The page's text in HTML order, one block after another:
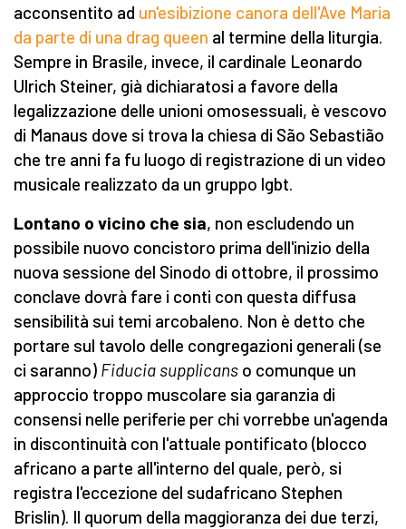
acconsentito ad un'esibizione canora dell'Ave Maria
da parte di una drag queen al termine della liturgia.
Sempre in Brasile, invece, il cardinale Leonardo
Ulrich Steiner, già dichiaratosi a favore della
legalizzazione delle unioni omosessuali, è vescovo
di Manaus dove si trova la chiesa di São Sebastião
che tre anni fa fu luogo di registrazione di un video
musicale realizzato da un gruppo lgbt.
Lontano o vicino che sia, non escludendo un
possibile nuovo concistoro prima dell'inizio della
nuova sessione del Sinodo di ottobre, il prossimo
conclave dovrà fare i conti con questa diffusa
sensibilità sui temi arcobaleno. Non è detto che
portare sul tavolo delle congregazioni generali (se
ci saranno) Fiducia supplicans o comunque un
approccio troppo muscolare sia garanzia di
consensi nelle periferie per chi vorrebbe un'agenda
in discontinuità con l'attuale pontificato (blocco
africano a parte all'interno del quale, però, si
registra l'eccezione del sudafricano Stephen
Brislin). Il quorum della maggioranza dei due terzi,